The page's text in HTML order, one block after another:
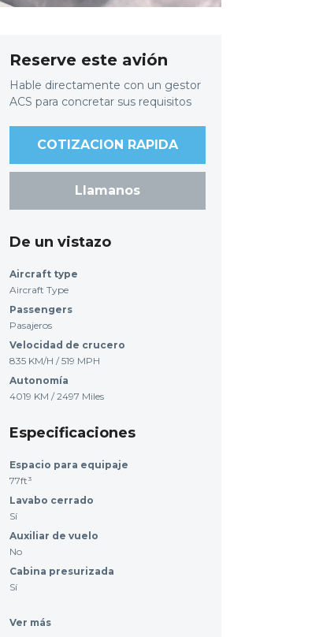
Reserve este avión
Hable directamente con un gestor
ACS para concretar sus requisitos
COTIZACION RAPIDA
Llamanos
De un vistazo
Aircraft type
Aircraft Type
Passengers
Pasajeros
Velocidad de crucero
835 KM/H / 519 MPH
Autonomía
4019 KM / 2497 Miles
Especificaciones
Espacio para equipaje
77ft³
Lavabo cerrado
Sí
Auxiliar de vuelo
No
Cabina presurizada
Sí
Ver más